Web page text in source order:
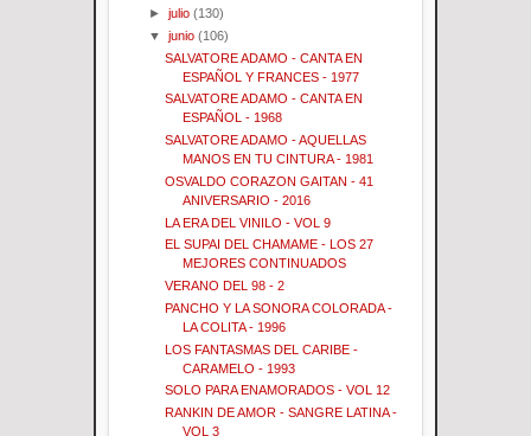
►julio (130)
▼junio (106)
SALVATORE ADAMO - CANTA EN
ESPAÑOL Y FRANCES - 1977
SALVATORE ADAMO - CANTA EN
ESPAÑOL - 1968
SALVATORE ADAMO - AQUELLAS
MANOS EN TU CINTURA - 1981
OSVALDO CORAZON GAITAN - 41
ANIVERSARIO - 2016
LA ERA DEL VINILO - VOL 9
EL SUPAI DEL CHAMAME - LOS 27
MEJORES CONTINUADOS
VERANO DEL 98 - 2
PANCHO Y LA SONORA COLORADA -
LA COLITA - 1996
LOS FANTASMAS DEL CARIBE -
CARAMELO - 1993
SOLO PARA ENAMORADOS - VOL 12
RANKIN DE AMOR - SANGRE LATINA -
VOL 3